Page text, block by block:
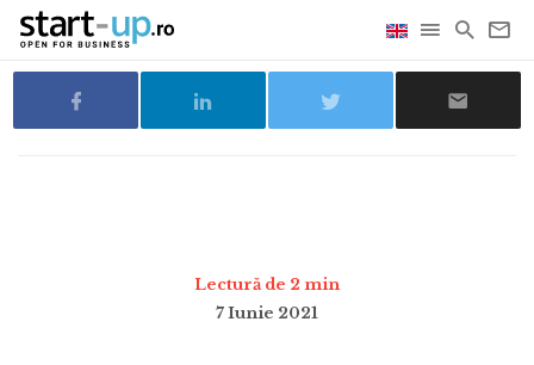
Lectură de 2 min
7 Iunie 2021